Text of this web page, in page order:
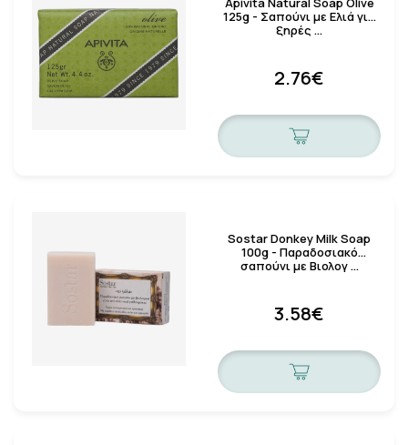
125g - Σαπούνι με Ελιά για
ξηρές …
2.76€
Sostar Donkey Milk Soap
100g - Παραδοσιακό
σαπούνι με Βιολογ …
3.58€